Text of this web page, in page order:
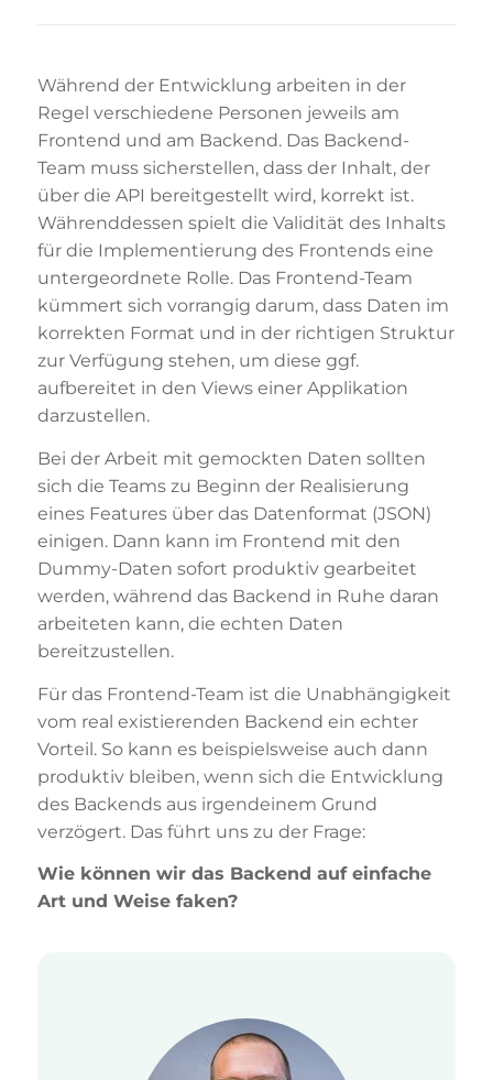
Während der Entwicklung arbeiten in der
Regel verschiedene Personen jeweils am
Frontend und am Backend. Das Backend-
Team muss sicherstellen, dass der Inhalt, der
über die API bereitgestellt wird, korrekt ist.
Währenddessen spielt die Validität des Inhalts
für die Implementierung des Frontends eine
untergeordnete Rolle. Das Frontend-Team
kümmert sich vorrangig darum, dass Daten im
korrekten Format und in der richtigen Struktur
zur Verfügung stehen, um diese ggf.
aufbereitet in den Views einer Applikation
darzustellen.
Bei der Arbeit mit gemockten Daten sollten
sich die Teams zu Beginn der Realisierung
eines Features über das Datenformat (JSON)
einigen. Dann kann im Frontend mit den
Dummy-Daten sofort produktiv gearbeitet
werden, während das Backend in Ruhe daran
arbeiteten kann, die echten Daten
bereitzustellen.
Für das Frontend-Team ist die Unabhängigkeit
vom real existierenden Backend ein echter
Vorteil. So kann es beispielsweise auch dann
produktiv bleiben, wenn sich die Entwicklung
des Backends aus irgendeinem Grund
verzögert. Das führt uns zu der Frage:
Wie können wir das Backend auf einfache
Art und Weise faken?